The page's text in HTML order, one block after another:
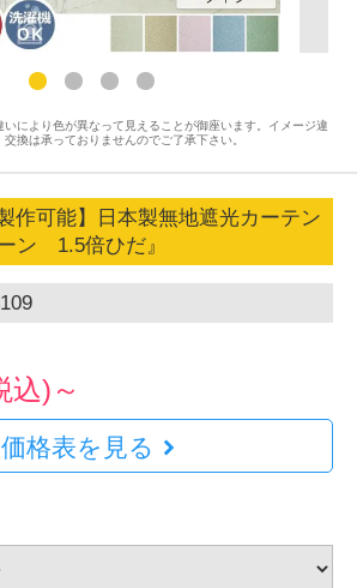
により色が異なって見えることが御座います。イメージ違
交換は承っておりませんのでご了承下さい。
作可能】日本製無地遮光カーテン
ン 1.5倍ひだ』
込)～
価格表を見る